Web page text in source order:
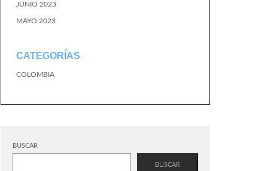
JUNIO 2023
MAYO 2023
CATEGORÍAS
COLOMBIA
BUSCAR
BUSCAR